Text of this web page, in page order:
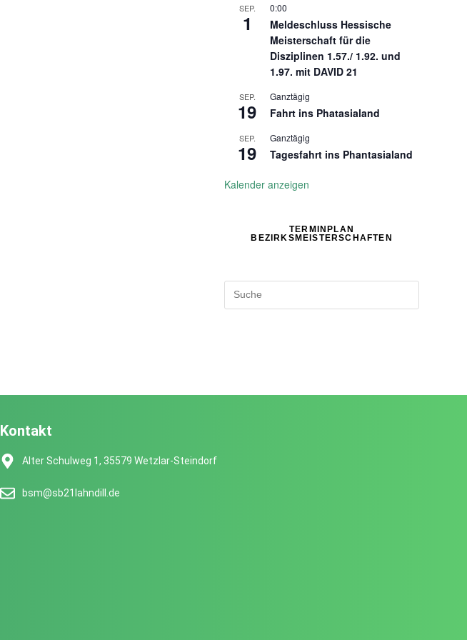
SEP.
1
0:00
Meldeschluss Hessische
Meisterschaft für die
Disziplinen 1.57./ 1.92. und
1.97. mit DAVID 21
SEP.
19
Ganztägig
Fahrt ins Phatasialand
SEP.
19
Ganztägig
Tagesfahrt ins Phantasialand
Kalender anzeigen
TERMINPLAN
BEZIRKSMEISTERSCHAFTEN
Kontakt
Alter Schulweg 1, 35579 Wetzlar-Steindorf
bsm@sb21lahndill.de